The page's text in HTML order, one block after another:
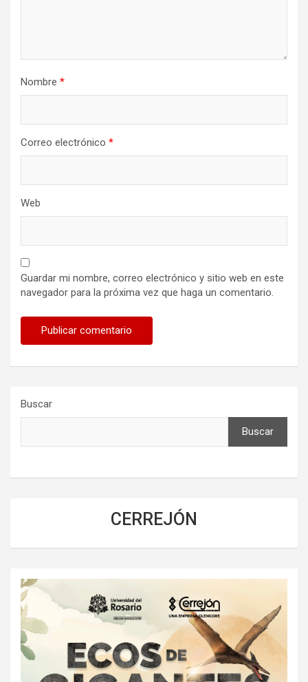
Nombre *
Correo electrónico *
Web
Guardar mi nombre, correo electrónico y sitio web en este
navegador para la próxima vez que haga un comentario.
Buscar
Buscar
CERREJÓN